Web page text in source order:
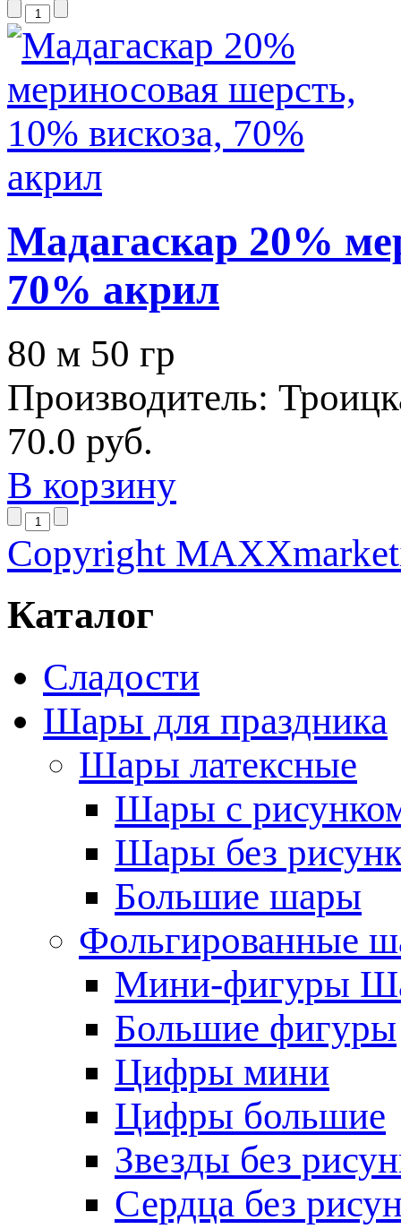
Мадагаскар 20%
70% акрил
80 м 50 гр
Производитель:
70.0 руб.
В корзину
Copyright
Каталог
Сладости
Шары для праздника
Шары латексные
Шары с
Шары без
Большие шары
Фольгированные
Мини-фигуры
Большие фигуры
Цифры мини
Цифры большие
Звезды без
Сердца без